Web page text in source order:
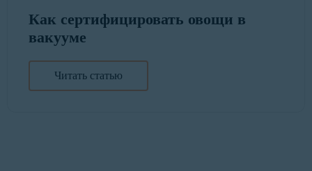
Как сертифицировать овощи в
вакууме
Читать статью